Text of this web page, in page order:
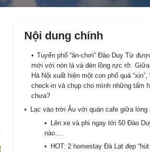
Nội dung chính
Tuyến phố “ăn-chơi” Đào Duy Từ
mới với nón lá và đèn lồng rực rỡ. Giữa
Hà Nội xuất hiện một con phố quá “xịn”,
check-in và chụp cho mình những tấm
chưa?
Lạc vào trời Âu với quán cafe giữa lòng
Lên xe và phi ngay tới 50 Đào
nào….
HOT: 2 homestay Đà Lạt đẹp “hút